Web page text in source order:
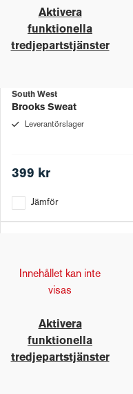
Aktivera
funktionella
tredjepartstjänster
South West
Brooks Sweat
Leverantörslager
399 kr
Jämför
Innehållet kan inte
visas
Aktivera
funktionella
tredjepartstjänster